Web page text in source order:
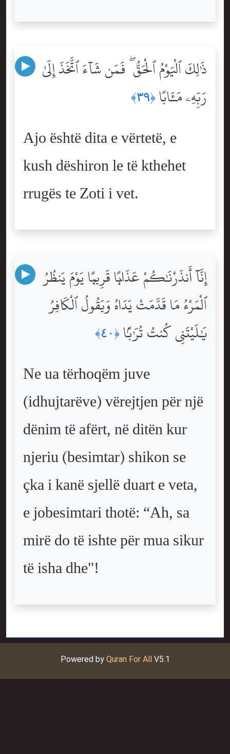
ذَٰلِكَ ٱلْيَوْمُ ٱلْحَقُّ ۖ فَمَن شَآءَ ٱتَّخَذَ إِلَىٰ
رَبِّهِۦ مَـَٔابًا ﴿٣٩﴾
Ajo është dita e vërtetë, e
kush dëshiron le të kthehet
rrugës te Zoti i vet.
إِنَّآ أَنذَرْنَٰكُمْ عَذَابًۭا قَرِيبًۭا يَوْمَ يَنظُرُ
ٱلْمَرْءُ مَا قَدَّمَتْ يَدَاهُ وَيَقُولُ ٱلْكَافِرُ
يَٰلَيْتَنِى كُنتُ تُرَٰبًۢا ﴿٤٠﴾
Ne ua tërhoqëm juve
(idhujtarëve) vërejtjen për një
dënim të afërt, në ditën kur
njeriu (besimtar) shikon se
çka i kanë sjellë duart e veta,
e jobesimtari thotë: “Ah, sa
mirë do të ishte për mua sikur
të isha dhe"!
Powered by Quran For AllV5.1